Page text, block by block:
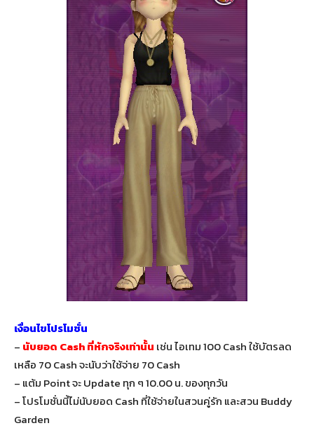
เงื่อนไขโปรโมชั่น
– นับยอด Cash ที่หักจริงเท่านั้น เช่น ไอเทม 100 Cash ใช้บัตรลด
เหลือ 70 Cash จะนับว่าใช้จ่าย 70 Cash
– แต้ม Point จะ Update ทุก ๆ 10.00 น. ของทุกวัน
– โปรโมชั่นนี้ไม่นับยอด Cash ที่ใช้จ่ายในสวนคู่รัก และสวน Buddy
Garden